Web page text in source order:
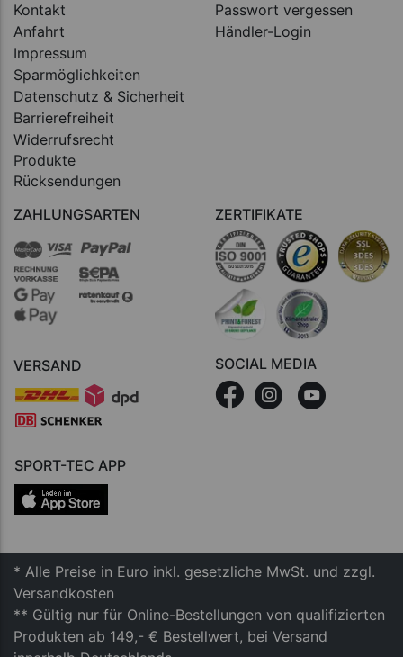
Kontakt
Anfahrt
Impressum
Sparmöglichkeiten
Datenschutz & Sicherheit
Barrierefreiheit
Widerrufsrecht
Produkte
Rücksendungen
Passwort vergessen
Händler-Login
ZAHLUNGSARTEN
VERSAND
ZERTIFIKATE
SOCIAL MEDIA
SPORT-TEC APP
* Alle Preise in Euro inkl. gesetzliche MwSt. und zzgl.
Versandkosten
** Gültig nur für Online-Bestellungen von qualifizierten
Produkten ab 149,- € Bestellwert, bei Versand